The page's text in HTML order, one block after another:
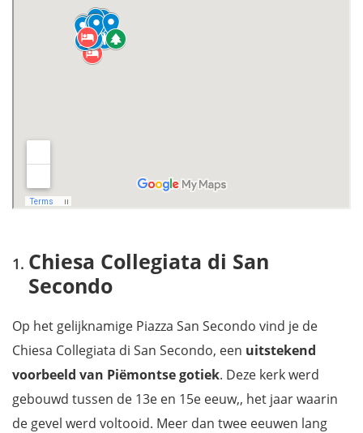
Piazza Vittorio Alfieri
Proef de wijnen uit Asti
Palio di Asti bijwonen
Download onze reisgids door Piëmonte en Ligurië
Chiesa Collegiata di San
Secondo
Op het gelijknamige Piazza San Secondo vind je de
Chiesa Collegiata di San Secondo, een uitstekend
voorbeeld van Piëmontse gotiek. Deze kerk werd
gebouwd tussen de 13e en 15e eeuw,, het jaar waarin
de gevel werd voltooid. Meer dan twee eeuwen lang